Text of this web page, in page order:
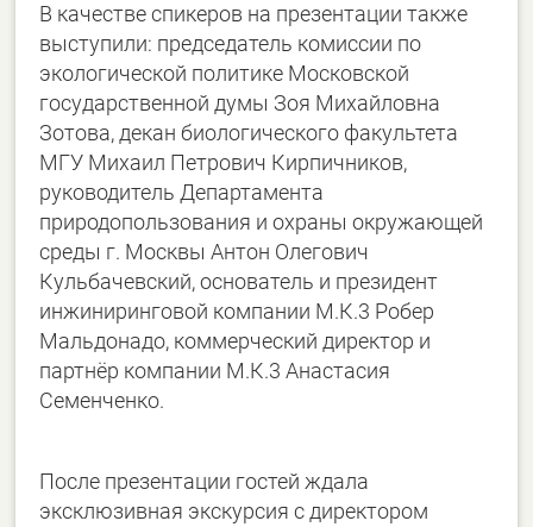
В качестве спикеров на презентации также
выступили: председатель комиссии по
экологической политике Московской
государственной думы Зоя Михайловна
Зотова, декан биологического факультета
МГУ Михаил Петрович Кирпичников,
руководитель Департамента
природопользования и охраны окружающей
среды г. Москвы Антон Олегович
Кульбачевский, основатель и президент
инжиниринговой компании М.К.3 Робер
Мальдонадо, коммерческий директор и
партнёр компании М.К.3 Анастасия
Семенченко.
После презентации гостей ждала
эксклюзивная экскурсия с директором